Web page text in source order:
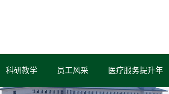
科研教学 员工风采 医疗服务提升年